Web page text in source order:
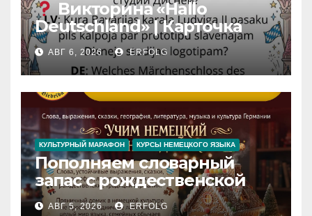
Викторина «Hallo
Deutschland» | Карточка
№46
Замок вдохновения
Iedvesmas pils / Schloss der
Inspiration
АВГ 6, 2026 ERFOLG
КУЛЬТУРНЫЙ МАРАФОН КУРСЫ НЕМЕЦКОГО ЯЗЫКА
Пополняем словарный
запас с рождественской
сказкой! Учим немецкий
АВГ 5, 2026 ERFOLG